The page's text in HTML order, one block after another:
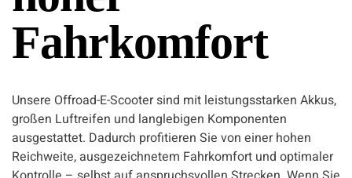
Fahrkomfort
Unsere Offroad-E-Scooter sind mit leistungsstarken Akkus,
großen Luftreifen und langlebigen Komponenten
ausgestattet. Dadurch profitieren Sie von einer hohen
Reichweite, ausgezeichnetem Fahrkomfort und optimaler